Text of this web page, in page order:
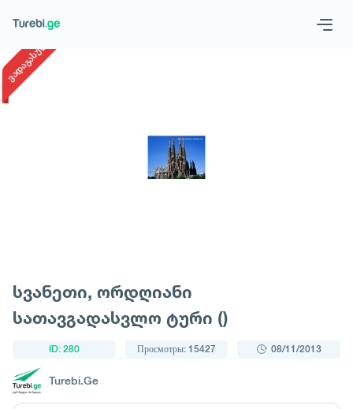
Запросить тур
ვადაგასული
სვანეთი, ორდღიანი
სათავგადასვლო ტური ()
ID: 280 Просмотры: 15427 08/11/2013
Turebi.Ge